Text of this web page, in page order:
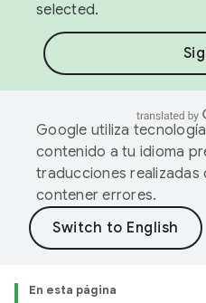
selected.
Google utiliza
contenido a tu idioma
traducciones realizadas
contener errores.
En esta página